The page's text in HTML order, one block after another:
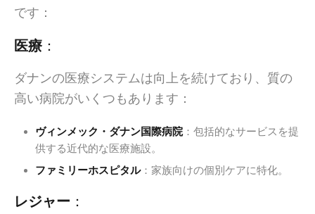
です：
医療 ：
ダナンの医療システムは向上を続けており、質の
高い病院がいくつもあります：
ヴィンメック・ダナン国際病院：包括的なサービスを提
供する近代的な医療施設。
ファミリーホスピタル：家族向けの個別ケアに特化。
レジャー ：